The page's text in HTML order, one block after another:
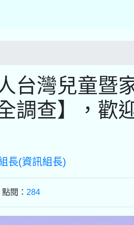
台灣兒童暨
調查】，歡
長(資訊組長)
閱： 284